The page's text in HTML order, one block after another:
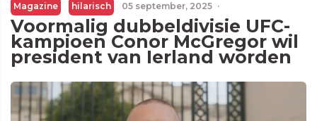
Magazine hilarisch 05 september, 2025 ·
Voormalig dubbeldivisie UFC-
kampioen Conor McGregor wil
president van Ierland worden